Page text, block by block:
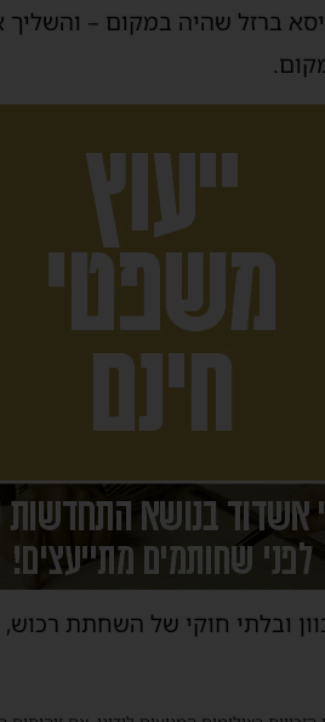
ברזל שהיה במקום – והשליך
ובלתי חוקי של השחתת רכוש,